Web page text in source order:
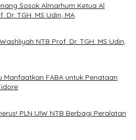
Sosok Almarhum Ketua Al
Dr. TGH. MS Udin, MA
NTB Prof. Dr. TGH. MS Udin,
Manfaatkan FABA untuk Penataan
PLN UIW NTB Berbagi Peralatan